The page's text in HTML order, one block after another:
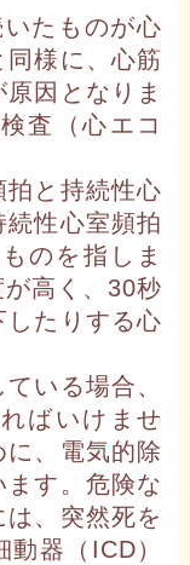
たものが心
様に、心筋
因となりま
査（心エコ
と持続性心
性心室頻拍
のを指しま
高く、30秒
したりする心
いる場合、
ばいけませ
、電気的除
す。危険な
、突然死を
器（ICD）